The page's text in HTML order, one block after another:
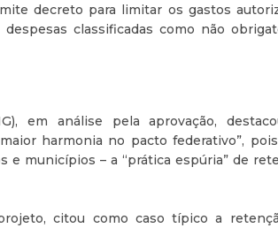
decreto para limitar os gastos
classificadas como não
em análise pela aprovação,
harmonia no pacto federativo”,
municípios – a “prática espúria” de
citou como caso típico a